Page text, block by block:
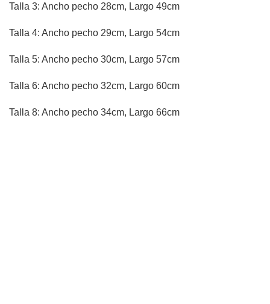
Talla 3: Ancho pecho 28cm, Largo 49cm
Talla 4: Ancho pecho 29cm, Largo 54cm
Talla 5: Ancho pecho 30cm, Largo 57cm
Talla 6: Ancho pecho 32cm, Largo 60cm
Talla 8: Ancho pecho 34cm, Largo 66cm